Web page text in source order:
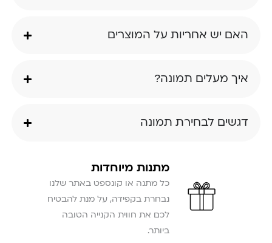
האם יש אחריות על המוצרים
איך מעלים תמונה?
דגשים לבחירת תמונה
מתנות מיוחדות
כל מתנה או קונספט באתר שלנו
נבחרת בקפידה, על מנת להבטיח
לכם את חווית הקנייה הטובה
ביותר.